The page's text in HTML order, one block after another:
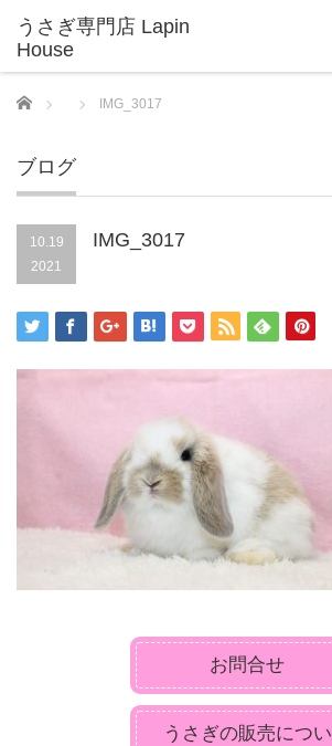
Home IMG_3017
ブログ
10.19
2021
IMG_3017
お問合せ
うさぎの販売につい